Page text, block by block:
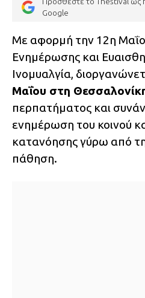
Google
Με αφορμή την 12η
Ενημέρωσης και
Ινομυαλγία,
Μαΐου στη
περπατήματος και
ενημέρωση του κοινού
κατανόησης γύρω από
πάθηση.